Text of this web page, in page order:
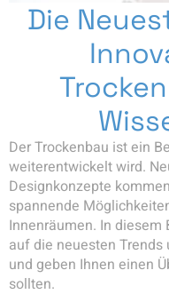
Die
Der Trockenbau ist ein
weiterentwickelt wird.
Designkonzepte
spannende
Innenräumen. In
auf die neuesten
und geben Ihnen einen
sollten.